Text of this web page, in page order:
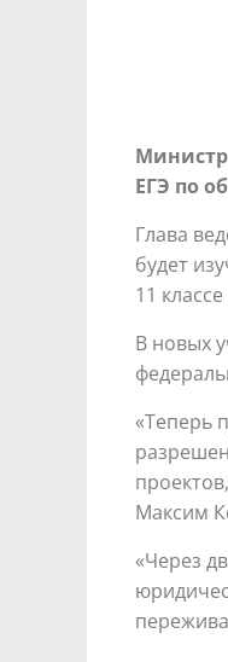
ЕГЭ по
Глава
будет
11
В новых
«Теперь
Максим
«Через